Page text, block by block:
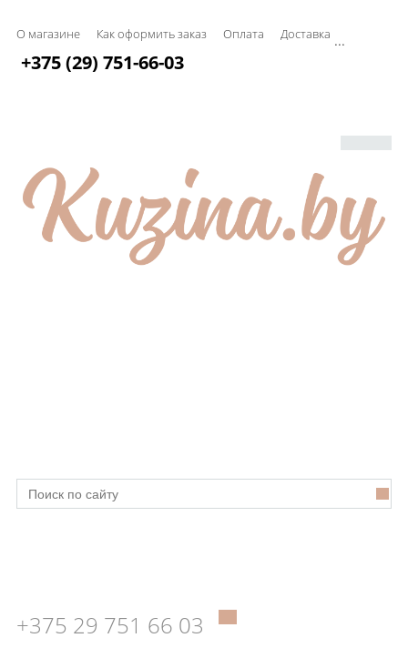
О магазине Как оформить заказ Оплата Доставка ...
+375 (29) 751-66-03
+375 29 751 66 03